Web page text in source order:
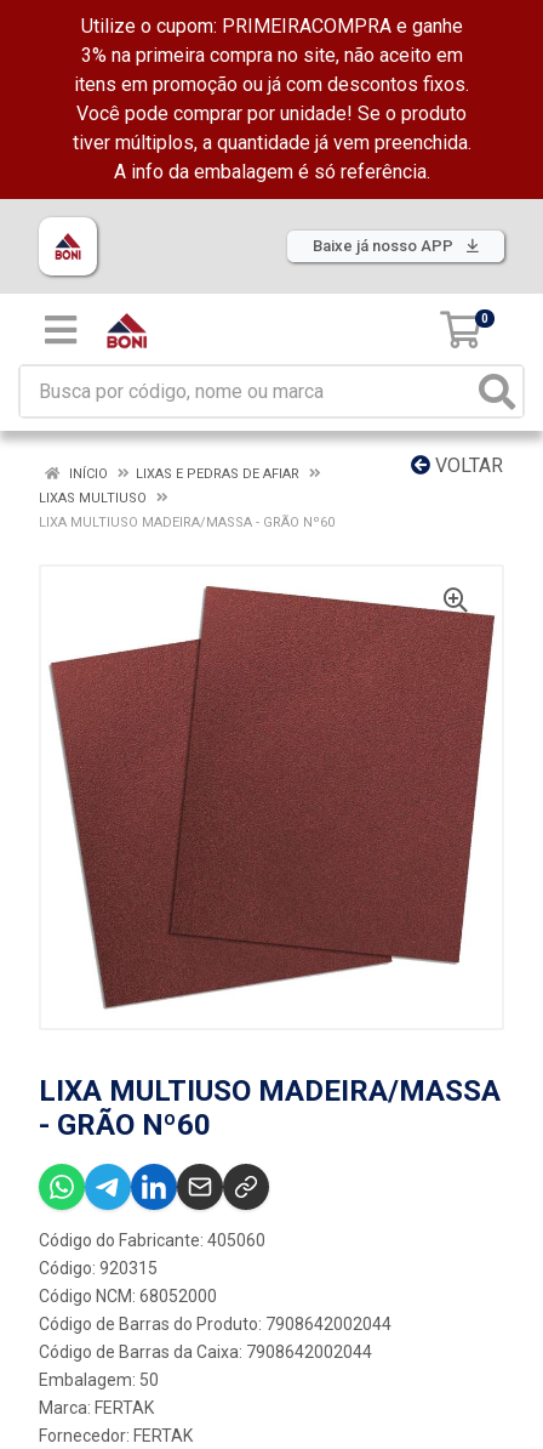
Utilize o cupom: PRIMEIRACOMPRA e ganhe
3% na primeira compra no site, não aceito em
itens em promoção ou já com descontos fixos.
Você pode comprar por unidade! Se o produto
tiver múltiplos, a quantidade já vem preenchida.
A info da embalagem é só referência.
Baixe já nosso APP
0
VOLTAR
INÍCIO
LIXAS E PEDRAS DE AFIAR
LIXAS MULTIUSO
LIXA MULTIUSO MADEIRA/MASSA - GRÃO Nº60
LIXA MULTIUSO MADEIRA/MASSA
- GRÃO Nº60
Código do Fabricante: 405060
Código: 920315
Código NCM: 68052000
Código de Barras do Produto: 7908642002044
Código de Barras da Caixa: 7908642002044
Embalagem: 50
Marca: FERTAK
Fornecedor: FERTAK